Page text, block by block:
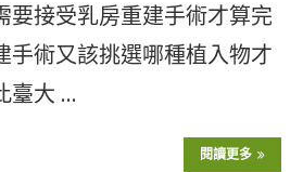
要接受乳房重建手術才算完
手術又該挑選哪種植入物才
臺大 …
閱讀更多